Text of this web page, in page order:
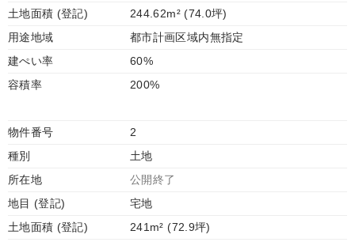
土地面積 (登記)
244.62m² (74.0坪)
用途地域
都市計画区域内無指定
建ぺい率
60%
容積率
200%
物件番号
2
種別
土地
所在地
公開終了
地目 (登記)
宅地
土地面積 (登記)
241m² (72.9坪)